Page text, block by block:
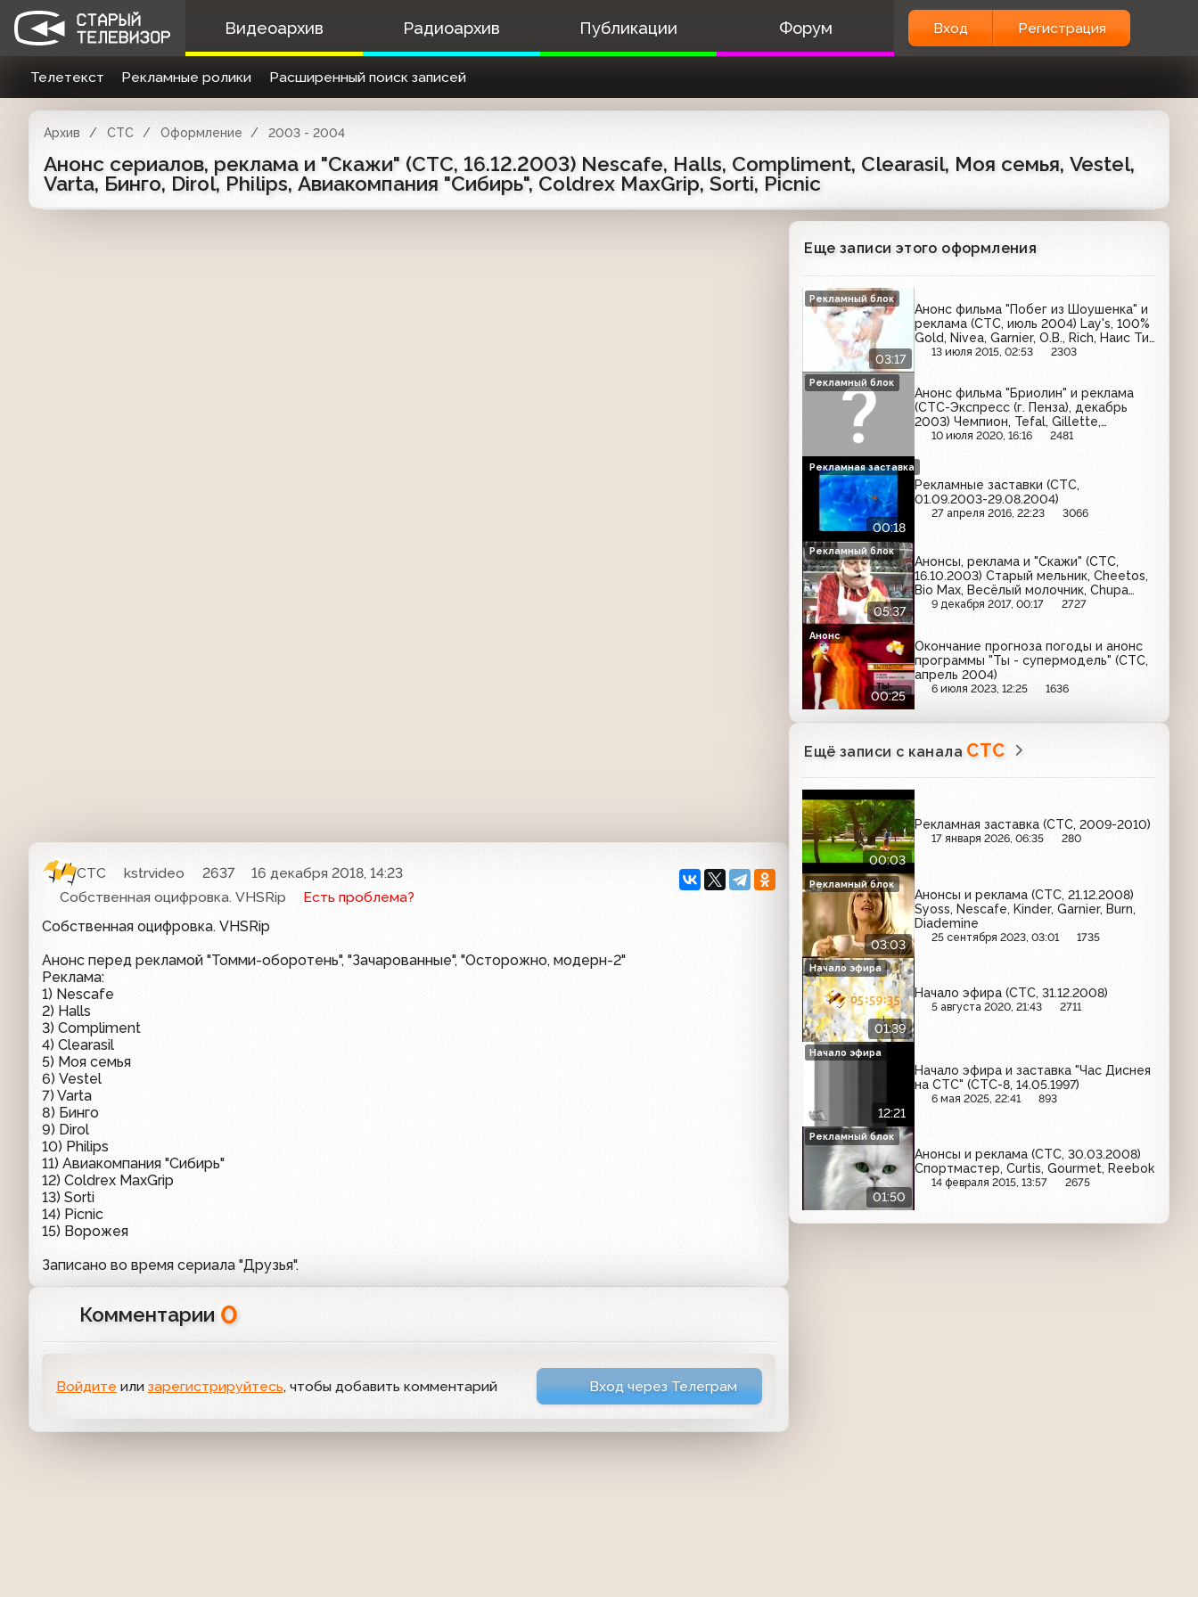
Видеоархив Радиоархив Публикации Форум Вход Регистрация
Телетекст Рекламные ролики Расширенный поиск записей
Архив СТС Оформление 2003 - 2004
Анонс сериалов, реклама и "Скажи" (СТС, 16.12.2003) Nescafe, Halls, Compliment, Clearasil, Моя семья, Vestel,
Varta, Бинго, Dirol, Philips, Авиакомпания "Сибирь", Coldrex MaxGrip, Sorti, Picnic
СТС kstrvideo 2637
16 декабря 2018, 14:23
Собственная оцифровка. VHSRip
Есть проблема?
Собственная оцифровка. VHSRip
Анонс перед рекламой "Томми-оборотень", "Зачарованные", "Осторожно, модерн-2"
Реклама:
1) Nescafe
2) Halls
3) Compliment
4) Clearasil
5) Моя семья
6) Vestel
7) Varta
8) Бинго
9) Dirol
10) Philips
11) Авиакомпания "Сибирь"
12) Coldrex MaxGrip
13) Sorti
14) Picnic
15) Ворожея
Записано во время сериала "Друзья".
Комментарии 0
Войдите или зарегистрируйтесь, чтобы добавить комментарий Вход через Телеграм
Еще записи этого оформления
03:17
Анонс фильма "Побег из Шоушенка" и
реклама (СТС, июль 2004) Lay's, 100%
Gold, Nivea, Garnier, O.B., Rich, Наис Ти,
Аргументы и факты
13 июля 2015, 02:53 2303
Рекламный блок
Анонс фильма "Бриолин" и реклама
(СТС-Экспресс (г. Пенза), декабрь
2003) Чемпион, Tefal, Gillette,
Ruscafe, Siemens, McDonald's,
Бодрость
10 июля 2020, 16:16 2481
Рекламный блок
00:18
Рекламные заставки (СТС,
01.09.2003-29.08.2004)
27 апреля 2016, 22:23 3066
Рекламная заставка
05:37
Анонсы, реклама и "Скажи" (СТС,
16.10.2003) Старый мельник, Cheetos,
Bio Max, Весёлый молочник, Chupa
Chups, Fanta
9 декабря 2017, 00:17 2727
Рекламный блок
00:25
Окончание прогноза погоды и анонс
программы "Ты - супермодель" (СТС,
апрель 2004)
6 июля 2023, 12:25 1636
Анонс
Ещё записи с канала СТС
00:03
Рекламная заставка (СТС, 2009-2010)
17 января 2026, 06:35 280
03:03
Анонсы и реклама (СТС, 21.12.2008)
Syoss, Nescafe, Kinder, Garnier, Burn,
Diademine
25 сентября 2023, 03:01 1735
Рекламный блок
01:39
Начало эфира (СТС, 31.12.2008)
5 августа 2020, 21:43 2711
Начало эфира
12:21
Начало эфира и заставка "Час Диснея
на СТС" (СТС-8, 14.05.1997)
6 мая 2025, 22:41 893
Начало эфира
01:50
Анонсы и реклама (СТС, 30.03.2008)
Спортмастер, Curtis, Gourmet, Reebok
14 февраля 2015, 13:57 2675
Рекламный блок